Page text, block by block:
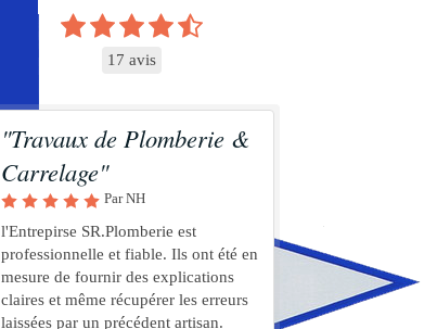
17 avis
"Travaux de Plomberie &
Carrelage"
Par NH
l'Entrepirse SR.Plomberie est
professionnelle et fiable. Ils ont été en
mesure de fournir des explications
claires et même récupérer les erreurs
laissées par un précédent artisan.